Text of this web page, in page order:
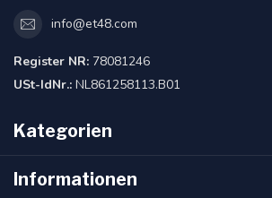
info@et48.com
Register NR: 78081246
USt-IdNr.: NL861258113.B01
Kategorien
Informationen